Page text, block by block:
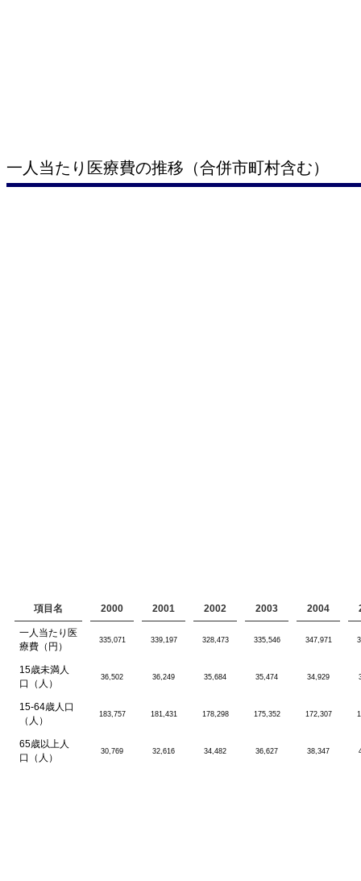
一人当たり医療費の推移（合併市町村含む）
項目名 2000 2001 2002 2003 2004
一人当たり医
療費（円）
335,071 339,197 328,473 335,546 347,971
15歳未満人
口（人）
36,502 36,249 35,684 35,474 34,929
15-64歳人口
（人）
183,757 181,431 178,298 175,352 172,307
65歳以上人
口（人）
30,769 32,616 34,482 36,627 38,347